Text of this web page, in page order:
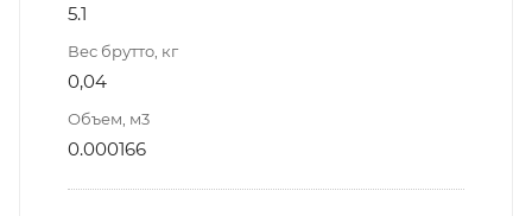
5.1
Вес брутто, кг
0,04
Объем, м3
0.000166